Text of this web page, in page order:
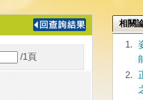
導
/1 頁
相關
1.
2.